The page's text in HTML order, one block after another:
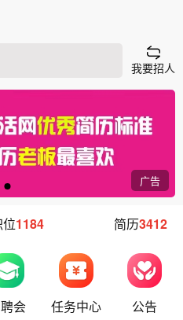
我要招人
广告
1184 简历3412
会 任务中心 公告